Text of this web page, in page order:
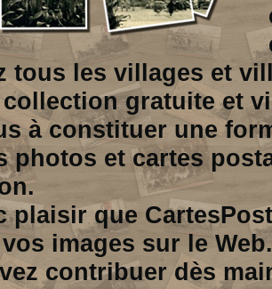
tous les villages et
gratuite et
à constituer une
photos et cartes
plaisir que
images sur le Web.
contribuer dès